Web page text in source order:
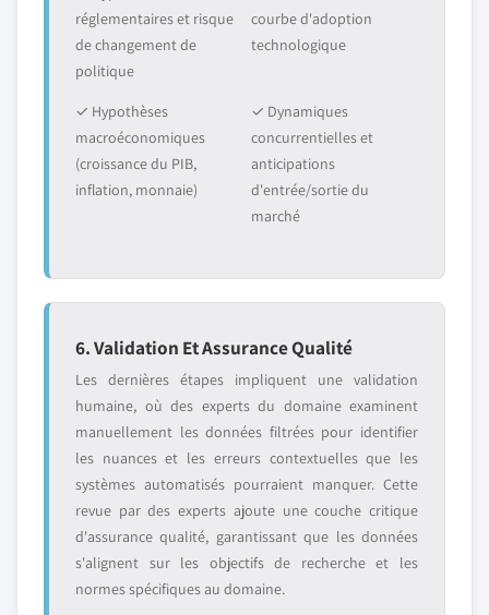
réglementaires et risque
de changement de
politique
courbe d'adoption
technologique
✓ Hypothèses
macroéconomiques
(croissance du PIB,
inflation, monnaie)
✓ Dynamiques
concurrentielles et
anticipations
d'entrée/sortie du
marché
6. Validation Et Assurance Qualité
Les dernières étapes impliquent une validation
humaine, où des experts du domaine examinent
manuellement les données filtrées pour identifier
les nuances et les erreurs contextuelles que les
systèmes automatisés pourraient manquer. Cette
revue par des experts ajoute une couche critique
d'assurance qualité, garantissant que les données
s'alignent sur les objectifs de recherche et les
normes spécifiques au domaine.